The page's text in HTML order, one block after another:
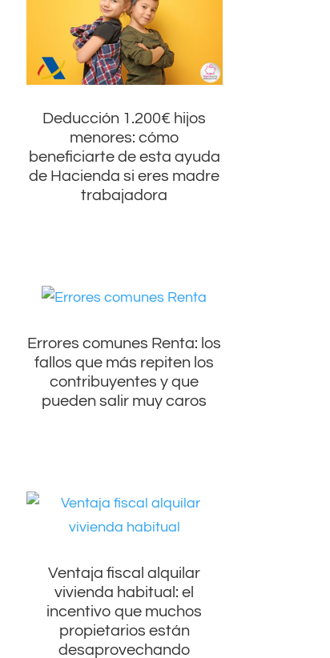
Deducción 1.200€ hijos
menores: cómo
beneficiarte de esta ayuda
de Hacienda si eres madre
trabajadora
Errores comunes Renta: los
fallos que más repiten los
contribuyentes y que
pueden salir muy caros
Ventaja fiscal alquilar
vivienda habitual: el
incentivo que muchos
propietarios están
desaprovechando